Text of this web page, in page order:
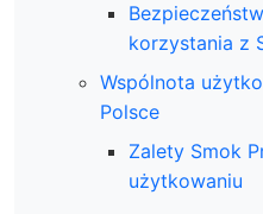
korzystania z
Wspólnota
Polsce
Zalety Smok
użytkowaniu